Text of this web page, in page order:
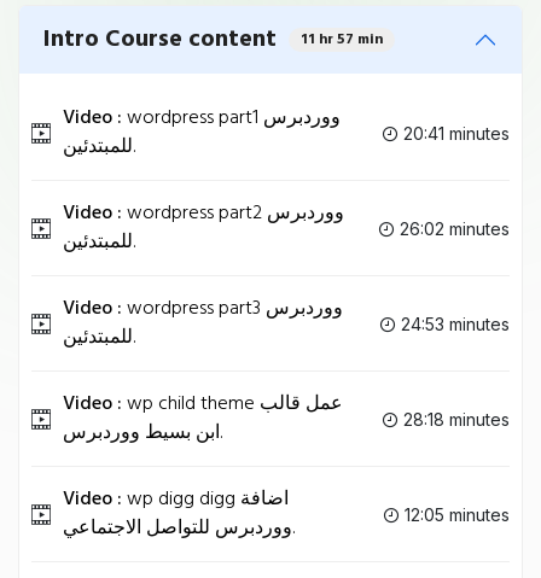
Intro Course content 11 hr 57 min
Video :wordpress part1 ووردبرس
للمبتدئين.
20:41 minutes
Video :wordpress part2 ووردبرس
للمبتدئين.
26:02 minutes
Video :wordpress part3 ووردبرس
للمبتدئين.
24:53 minutes
Video :wp child theme عمل قالب
ابن بسيط ووردبرس.
28:18 minutes
Video :wp digg digg اضافة
ووردبرس للتواصل الاجتماعي.
12:05 minutes